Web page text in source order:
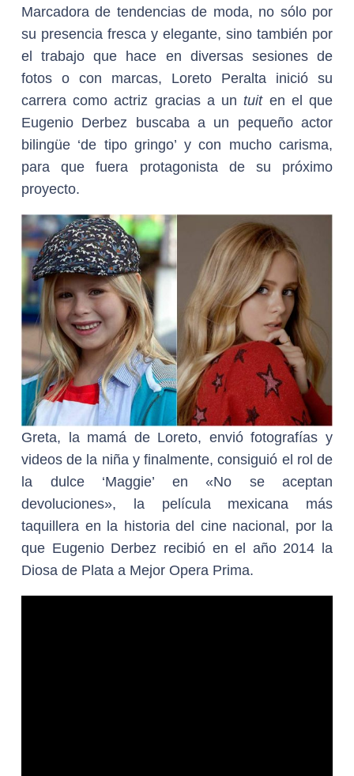
Marcadora de tendencias de moda, no sólo por
su presencia fresca y elegante, sino también por
el trabajo que hace en diversas sesiones de
fotos o con marcas, Loreto Peralta inició su
carrera como actriz gracias a untuit en el que
Eugenio Derbez buscaba a un pequeño actor
bilingüe ‘de tipo gringo’ y con mucho carisma,
para que fuera protagonista de su próximo
proyecto.
Greta, la mamá de Loreto, envió fotografías y
videos de la niña y finalmente, consiguió el rol de
la dulce ‘Maggie’ en «No se aceptan
devoluciones», la película mexicana más
taquillera en la historia del cine nacional, por la
que Eugenio Derbez recibió en el año 2014 la
Diosa de Plata a Mejor Opera Prima.